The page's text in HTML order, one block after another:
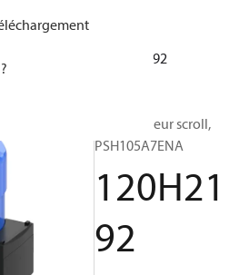
- cooling
120H2192
Compresseur scroll,
PSH105A7ENA
120H21
92